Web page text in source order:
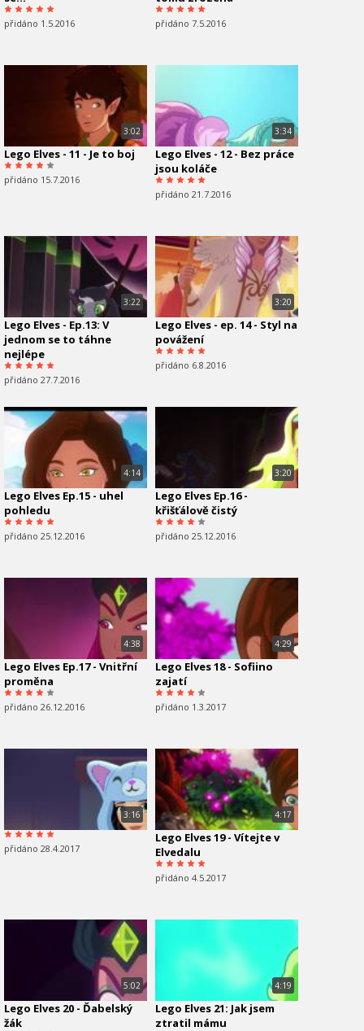
přidáno 1.5.2016 přidáno 7.5.2016
3:02
Lego Elves - 11 - Je to boj
přidáno 15.7.2016
3:34
Lego Elves - 12 - Bez práce
jsou koláče
přidáno 21.7.2016
3:22
Lego Elves - Ep.13: V
jednom se to táhne
nejlépe
přidáno 27.7.2016
3:20
Lego Elves - ep. 14 - Styl na
povážení
přidáno 6.8.2016
4:14
Lego Elves Ep.15 - uhel
pohledu
přidáno 25.12.2016
3:20
Lego Elves Ep.16 -
křišťálově čistý
přidáno 25.12.2016
4:38
Lego Elves Ep.17 - Vnitřní
proměna
přidáno 26.12.2016
4:29
Lego Elves 18 - Sofiino
zajatí
přidáno 1.3.2017
3:16
přidáno 28.4.2017
4:17
Lego Elves 19 - Vítejte v
Elvedalu
přidáno 4.5.2017
5:02
Lego Elves 20 - Ďabelský
žák
4:19
Lego Elves 21: Jak jsem
ztratil mámu